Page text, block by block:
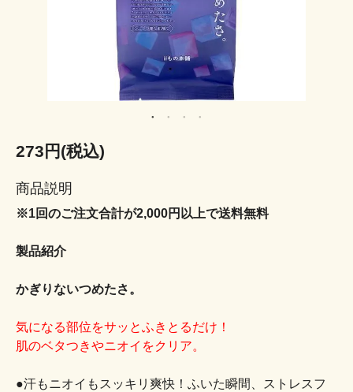
273円(税込)
商品説明
※1回のご注文合計が2,000円以上で送料無料
製品紹介
かぎりないつめたさ。
気になる部位をサッとふきとるだけ！
肌のベタつきやニオイをクリア。
●汗もニオイもスッキリ爽快！ふいた瞬間、ストレスフ